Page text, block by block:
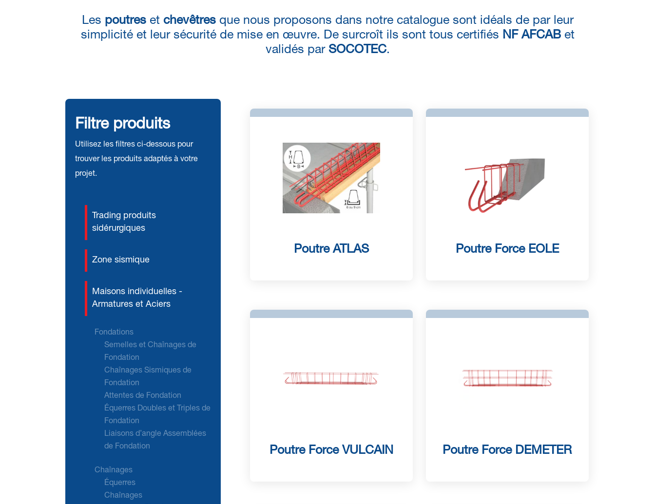
Les poutreset chevêtresque nous proposons dans notre catalogue sont idéals de par leur
simplicité et leur sécurité de mise en œuvre. De surcroît ils sont tous certifiés NF AFCABet
validés par SOCOTEC.
Filtre produits
Utilisez les filtres ci-dessous pour
trouver les produits adaptés à votre
projet.
Trading produits
sidérurgiques
Zone sismique
Maisons individuelles -
Armatures et Aciers
Fondations
Semelles et Chaînages de
Fondation
Chaînages Sismiques de
Fondation
Attentes de Fondation
Équerres Doubles et Triples de
Fondation
Liaisons d’angle Assemblées
de Fondation
Chaînages
Équerres
Chaînages
Poutre ATLAS Poutre Force EOLE
Poutre Force VULCAIN Poutre Force DEMETER